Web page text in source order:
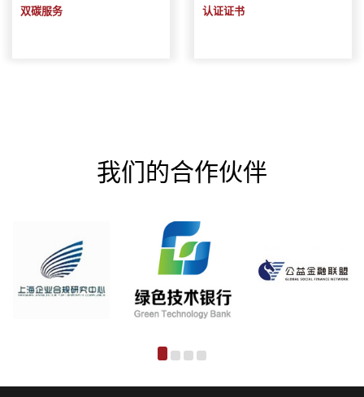
双碳服务 认证证书
我们的合作伙伴